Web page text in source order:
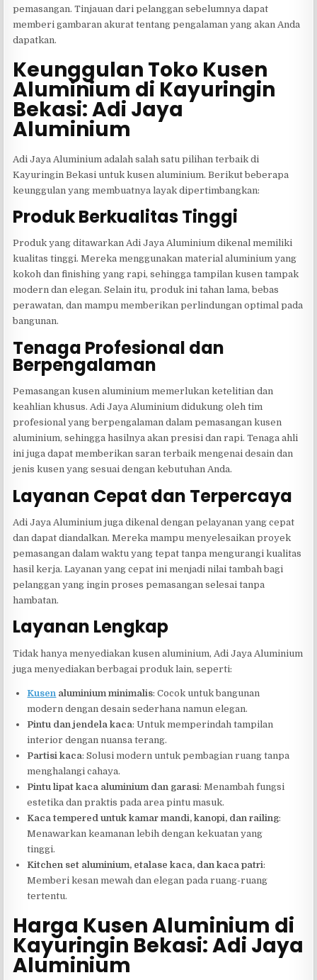
pemasangan. Tinjauan dari pelanggan sebelumnya dapat
memberi gambaran akurat tentang pengalaman yang akan Anda
dapatkan.
Keunggulan Toko Kusen
Aluminium di Kayuringin
Bekasi: Adi Jaya
Aluminium
Adi Jaya Aluminium adalah salah satu pilihan terbaik di
Kayuringin Bekasi untuk kusen aluminium. Berikut beberapa
keunggulan yang membuatnya layak dipertimbangkan:
Produk Berkualitas Tinggi
Produk yang ditawarkan Adi Jaya Aluminium dikenal memiliki
kualitas tinggi. Mereka menggunakan material aluminium yang
kokoh dan finishing yang rapi, sehingga tampilan kusen tampak
modern dan elegan. Selain itu, produk ini tahan lama, bebas
perawatan, dan mampu memberikan perlindungan optimal pada
bangunan.
Tenaga Profesional dan
Berpengalaman
Pemasangan kusen aluminium memerlukan ketelitian dan
keahlian khusus. Adi Jaya Aluminium didukung oleh tim
profesional yang berpengalaman dalam pemasangan kusen
aluminium, sehingga hasilnya akan presisi dan rapi. Tenaga ahli
ini juga dapat memberikan saran terbaik mengenai desain dan
jenis kusen yang sesuai dengan kebutuhan Anda.
Layanan Cepat dan Terpercaya
Adi Jaya Aluminium juga dikenal dengan pelayanan yang cepat
dan dapat diandalkan. Mereka mampu menyelesaikan proyek
pemasangan dalam waktu yang tepat tanpa mengurangi kualitas
hasil kerja. Layanan yang cepat ini menjadi nilai tambah bagi
pelanggan yang ingin proses pemasangan selesai tanpa
hambatan.
Layanan Lengkap
Tidak hanya menyediakan kusen aluminium, Adi Jaya Aluminium
juga menyediakan berbagai produk lain, seperti:
Kusen aluminium minimalis: Cocok untuk bangunan
modern dengan desain sederhana namun elegan.
Pintu dan jendela kaca: Untuk memperindah tampilan
interior dengan nuansa terang.
Partisi kaca: Solusi modern untuk pembagian ruang tanpa
menghalangi cahaya.
Pintu lipat kaca aluminium dan garasi: Menambah fungsi
estetika dan praktis pada area pintu masuk.
Kaca tempered untuk kamar mandi, kanopi, dan railing:
Menawarkan keamanan lebih dengan kekuatan yang
tinggi.
Kitchen set aluminium, etalase kaca, dan kaca patri:
Memberi kesan mewah dan elegan pada ruang-ruang
tertentu.
Harga Kusen Aluminium di
Kayuringin Bekasi: Adi Jaya
Aluminium